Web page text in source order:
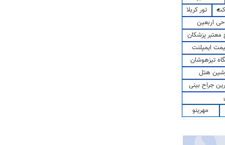
تور کربلا
اربعین
پزشکان
ایمپلنت
تیزهوشان
هتل
جراح بینی
مهرینو